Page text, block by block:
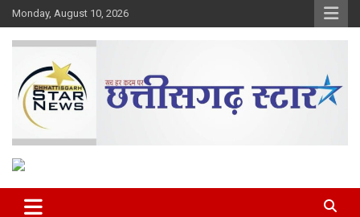
Skip
to
content
Monday, August 10, 2026
Chhattisgarh Star